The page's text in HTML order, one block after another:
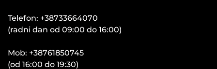
Telefon: +38733664070
(radni dan od 09:00 do 16:00)
Mob: +38761850745
(od 16:00 do 19:30)